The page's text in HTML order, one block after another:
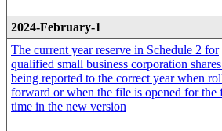
2024-February-1
The current year reserve in Schedule 2 for
qualified small business corporation
being reported to the correct year when
forward or when the file is opened for the
time in the new version